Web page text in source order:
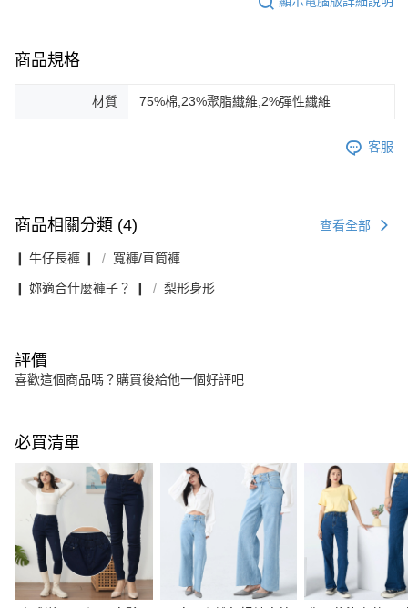
商品規格
材質 75%棉,23%聚脂纖維,2%彈性纖維
客服
商品相關分類 (4) 查看全部
❙ 牛仔長褲 ❙ 寬褲/直筒褲
❙ 妳適合什麼褲子？ ❙ 梨形身形
評價
喜歡這個商品嗎？購買後給他一個好評吧
必買清單